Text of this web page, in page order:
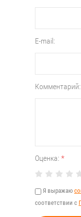
E-mail:
Комментарий:
Оценка: *
Я выражаю
соответствии с